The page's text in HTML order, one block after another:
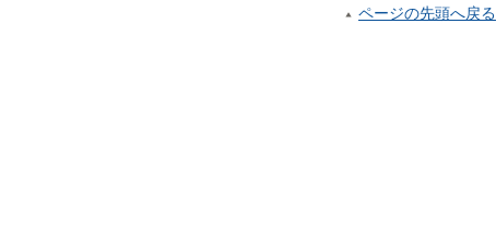
ページの先頭へ戻る